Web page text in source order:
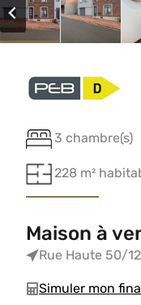
3 chambre(s)
228 m²
Maison à
Rue Haute 50/
Simuler mon